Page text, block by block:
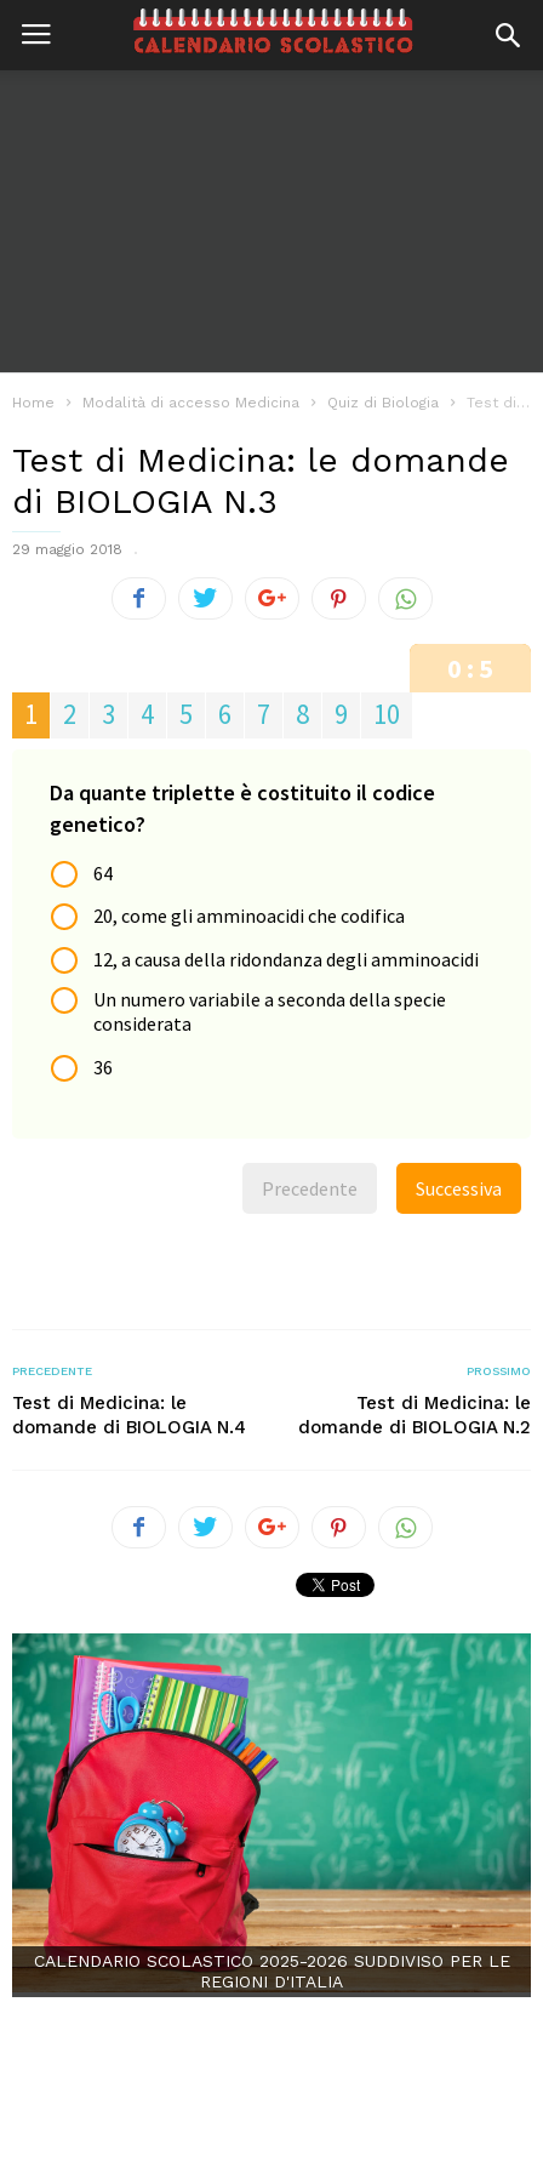
Home Modalità di accesso Medicina Quiz di Biologia Test di Medicina: le domande di BIOLOGIA N.3
Test di Medicina: le domande
di BIOLOGIA N.3
29 maggio 2018
0 : 5
1
2 3 4 5 6 7 8 9 10
Da quante triplette è costituito il codice
genetico?
64
20, come gli amminoacidi che codifica
12, a causa della ridondanza degli amminoacidi
Un numero variabile a seconda della specie
considerata
36
Precedente Successiva
PRECEDENTE
Test di Medicina: le
domande di BIOLOGIA N.4
PROSSIMO
Test di Medicina: le
domande di BIOLOGIA N.2
CALENDARIO SCOLASTICO 2025-2026 SUDDIVISO PER LE
REGIONI D'ITALIA